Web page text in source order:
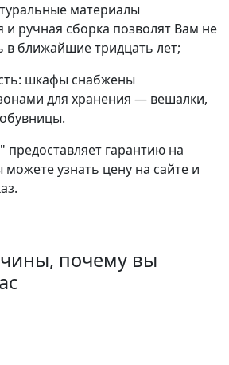
материалы
и ручная сборка позволят Вам не
в ближайшие тридцать лет;
шкафы снабжены
для хранения — вешалки,
гарантию на
узнать цену на сайте и
почему вы